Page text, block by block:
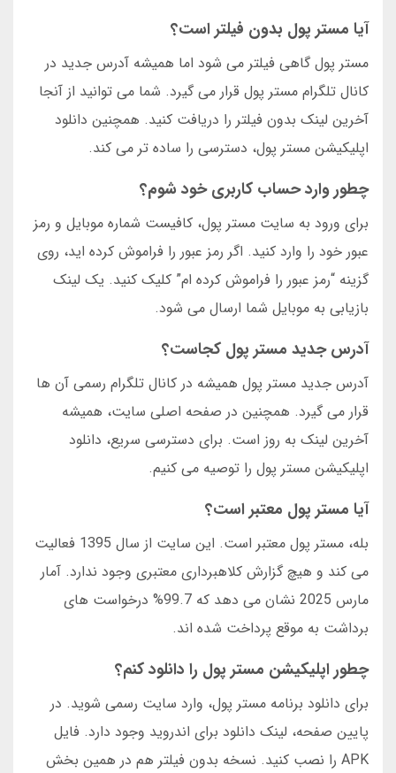
آیا مستر پول بدون فیلتر است؟
مستر پول گاهی فیلتر می شود اما همیشه آدرس جدید در
کانال تلگرام مستر پول قرار می گیرد. شما می توانید از آنجا
آخرین لینک بدون فیلتر را دریافت کنید. همچنین دانلود
اپلیکیشن مستر پول، دسترسی را ساده تر می کند.
چطور وارد حساب کاربری خود شوم؟
برای ورود به سایت مستر پول، کافیست شماره موبایل و رمز
عبور خود را وارد کنید. اگر رمز عبور را فراموش کرده اید، روی
گزینه “رمز عبور را فراموش کرده ام” کلیک کنید. یک لینک
بازیابی به موبایل شما ارسال می شود.
آدرس جدید مستر پول کجاست؟
آدرس جدید مستر پول همیشه در کانال تلگرام رسمی آن ها
قرار می گیرد. همچنین در صفحه اصلی سایت، همیشه
آخرین لینک به روز است. برای دسترسی سریع، دانلود
اپلیکیشن مستر پول را توصیه می کنیم.
آیا مستر پول معتبر است؟
بله، مستر پول معتبر است. این سایت از سال 1395 فعالیت
می کند و هیچ گزارش کلاهبرداری معتبری وجود ندارد. آمار
مارس 2025 نشان می دهد که 99.7% درخواست های
برداشت به موقع پرداخت شده اند.
چطور اپلیکیشن مستر پول را دانلود کنم؟
برای دانلود برنامه مستر پول، وارد سایت رسمی شوید. در
پایین صفحه، لینک دانلود برای اندروید وجود دارد. فایل
APK را نصب کنید. نسخه بدون فیلتر هم در همین بخش